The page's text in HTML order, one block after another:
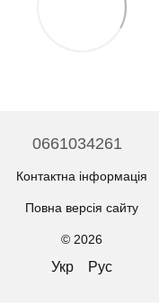
0661034261
Контактна інформація
Повна версія сайту
© 2026
Укр Рус